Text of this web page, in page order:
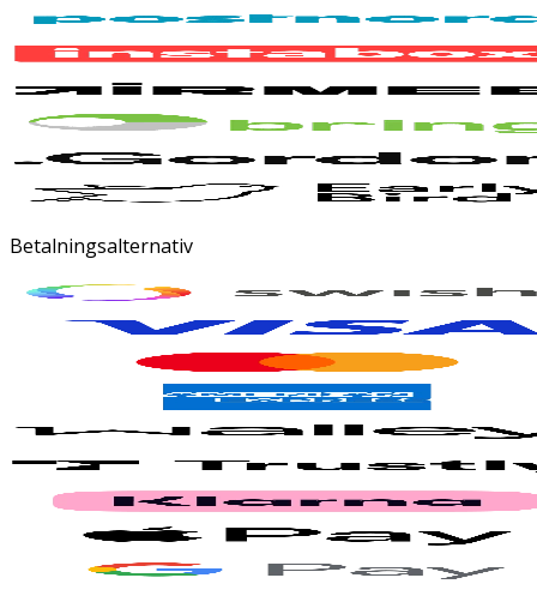
Betalningsalternativ